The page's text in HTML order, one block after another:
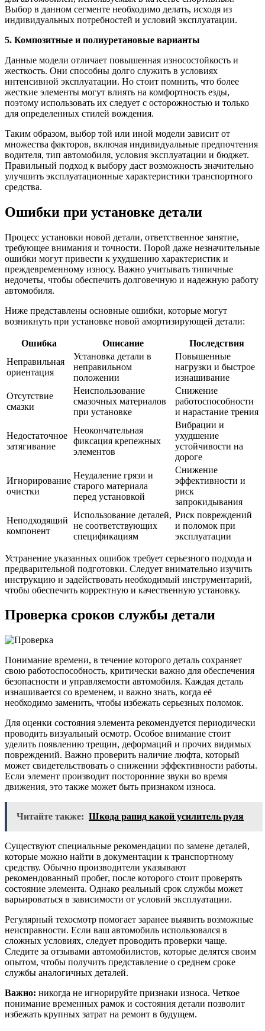
Выбор в данном сегменте необходимо делать, исходя из
индивидуальных потребностей и условий эксплуатации.
5. Композитные и полиуретановые варианты
Данные модели отличает повышенная износостойкость и
жесткость. Они способны долго служить в условиях
интенсивной эксплуатации. Но стоит помнить, что более
жесткие элементы могут влиять на комфортность езды,
поэтому использовать их следует с осторожностью и только
для определенных стилей вождения.
Таким образом, выбор той или иной модели зависит от
множества факторов, включая индивидуальные предпочтения
водителя, тип автомобиля, условия эксплуатации и бюджет.
Правильный подход к выбору даст возможность значительно
улучшить эксплуатационные характеристики транспортного
средства.
Ошибки при установке детали
Процесс установки новой детали, ответственное занятие,
требующее внимания и точности. Порой даже незначительные
ошибки могут привести к ухудшению характеристик и
преждевременному износу. Важно учитывать типичные
недочеты, чтобы обеспечить долговечную и надежную работу
автомобиля.
Ниже представлены основные ошибки, которые могут
возникнуть при установке новой амортизирующей детали:
Ошибка Описание
Последствия
Неправильная
ориентация
Установка детали в
неправильном
положении
Повышенные
нагрузки и быстрое
изнашивание
Отсутствие
смазки
Неиспользование
смазочных материалов
при установке
Снижение
работоспособности
и нарастание трения
Недостаточное
затягивание
Неокончательная
фиксация крепежных
элементов
Вибрации и
ухудшение
устойчивости на
дороге
Игнорирование
очистки
Неудаление грязи и
старого материала
перед установкой
Снижение
эффективности и
риск
запрокидывания
Неподходящий
компонент
Использование деталей,
не соответствующих
спецификациям
Риск повреждений
и поломок при
эксплуатации
Устранение указанных ошибок требует серьезного подхода и
предварительной подготовки. Следует внимательно изучить
инструкцию и задействовать необходимый инструментарий,
чтобы обеспечить корректную и качественную установку.
Проверка сроков службы детали
Понимание времени, в течение которого деталь сохраняет
свою работоспособность, критически важно для обеспечения
безопасности и управляемости автомобиля. Каждая деталь
изнашивается со временем, и важно знать, когда её
необходимо заменить, чтобы избежать серьезных поломок.
Для оценки состояния элемента рекомендуется периодически
проводить визуальный осмотр. Особое внимание стоит
уделить появлению трещин, деформаций и прочих видимых
повреждений. Важно проверить наличие люфта, который
может свидетельствовать о снижении эффективности работы.
Если элемент производит посторонние звуки во время
движения, это также может быть признаком износа.
Читайте также: Шкода рапид какой усилитель руля
Существуют специальные рекомендации по замене деталей,
которые можно найти в документации к транспортному
средству. Обычно производители указывают
рекомендованный пробег, после которого стоит проверять
состояние элемента. Однако реальный срок службы может
варьироваться в зависимости от условий эксплуатации.
Регулярный техосмотр помогает заранее выявить возможные
неисправности. Если ваш автомобиль использовался в
сложных условиях, следует проводить проверки чаще.
Следите за отзывами автомобилистов, которые делятся своим
опытом, чтобы получить представление о среднем сроке
службы аналогичных деталей.
Важно: никогда не игнорируйте признаки износа. Четкое
понимание временных рамок и состояния детали позволит
избежать крупных затрат на ремонт в будущем.